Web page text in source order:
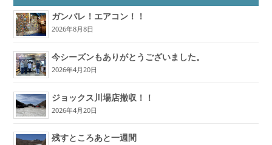
ガンバレ！エアコン！！
2026年8月8日
今シーズンもありがとうございました。
2026年4月20日
ジョックス川場店撤収！！
2026年4月20日
残すところあと一週間